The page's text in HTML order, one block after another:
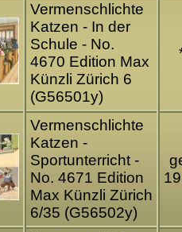
Vermenschlichte
Katzen - In der
Schule - No.
4670 Edition Max
Künzli Zürich 6
(G56501y)
Vermenschlichte
Katzen -
Sportunterricht -
No. 4671 Edition
Max Künzli Zürich
6/35 (G56502y)